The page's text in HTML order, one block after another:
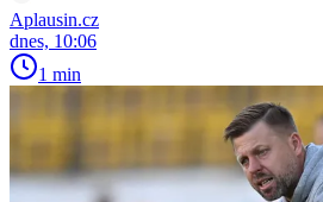
Aplausin.cz
dnes, 10:06
1 min